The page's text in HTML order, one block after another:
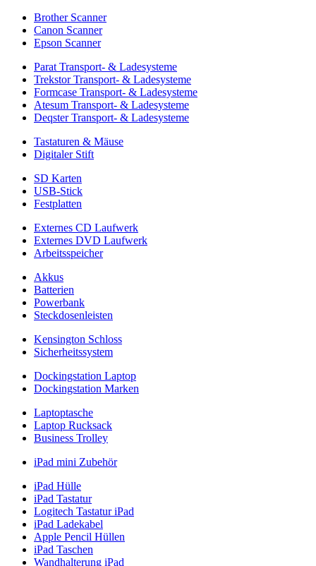
Brother Scanner
Canon Scanner
Epson Scanner
Parat Transport- & Ladesysteme
Trekstor Transport- & Ladesysteme
Formcase Transport- & Ladesysteme
Atesum Transport- & Ladesysteme
Deqster Transport- & Ladesysteme
Tastaturen & Mäuse
Digitaler Stift
SD Karten
USB-Stick
Festplatten
Externes CD Laufwerk
Externes DVD Laufwerk
Arbeitsspeicher
Akkus
Batterien
Powerbank
Steckdosenleisten
Kensington Schloss
Sicherheitssystem
Dockingstation Laptop
Dockingstation Marken
Laptoptasche
Laptop Rucksack
Business Trolley
iPad mini Zubehör
iPad Hülle
iPad Tastatur
Logitech Tastatur iPad
iPad Ladekabel
Apple Pencil Hüllen
iPad Taschen
Wandhalterung iPad